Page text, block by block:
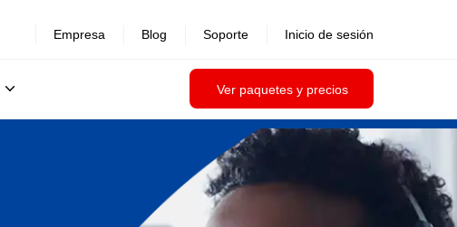
Ver paquetes y precios
Empresa Blog Soporte Inicio de sesión